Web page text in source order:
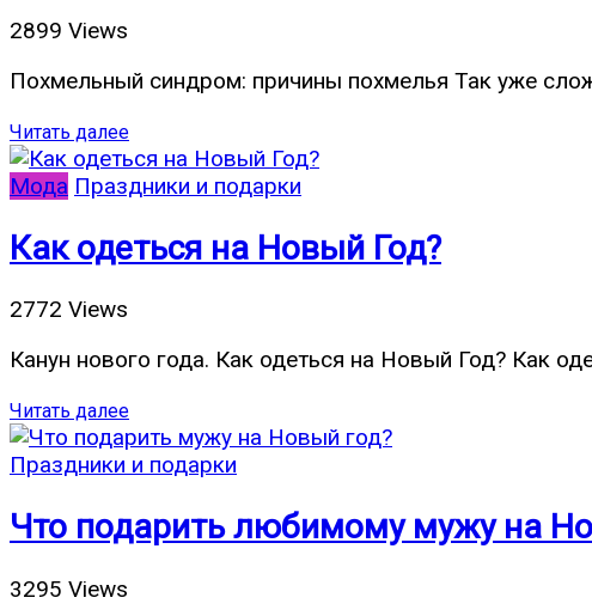
2899 Views
Похмельный синдром: причины похмелья Так уже
Читать далее
Мода Праздники и подарки
Как одеться на Новый Год?
2772 Views
Канун нового года. Как одеться на Новый Год? Как
Читать далее
Праздники и подарки
Что подарить любимому мужу на
3295 Views